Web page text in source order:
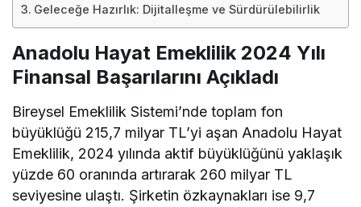
Geleceğe Hazırlık: Dijitalleşme ve Sürdürülebilirlik
Anadolu Hayat Emeklilik 2024 Yılı
Finansal Başarılarını Açıkladı
Bireysel Emeklilik Sistemi’nde toplam fon
büyüklüğü 215,7 milyar TL’yi aşan Anadolu Hayat
Emeklilik, 2024 yılında aktif büyüklüğünü yaklaşık
yüzde 60 oranında artırarak 260 milyar TL
seviyesine ulaştı. Şirketin özkaynakları ise 9,7